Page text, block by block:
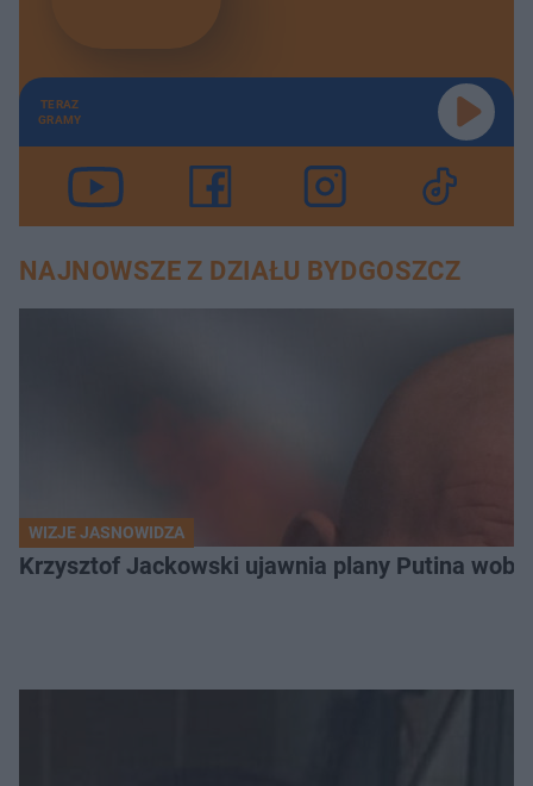
TERAZ
GRAMY
NAJNOWSZE Z DZIAŁU BYDGOSZCZ
WIZJE JASNOWIDZA
Krzysztof Jackowski ujawnia plany Putina